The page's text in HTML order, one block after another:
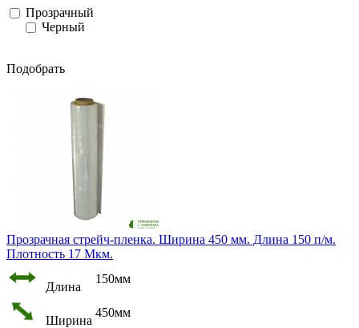
Прозрачный
Черный
Подобрать
Прозрачная стрейч-пленка. Ширина 450 мм. Длина 150 п/м.
Плотность 17 Мкм.
Длина
150мм
Ширина
450мм